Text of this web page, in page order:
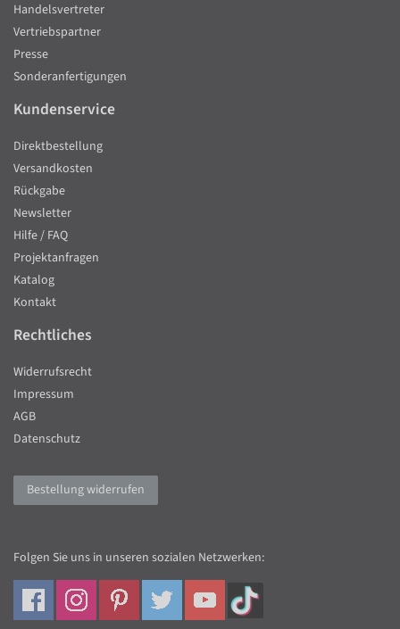
Handelsvertreter
Vertriebspartner
Presse
Sonderanfertigungen
Kundenservice
Direktbestellung
Versandkosten
Rückgabe
Newsletter
Hilfe / FAQ
Projektanfragen
Katalog
Kontakt
Rechtliches
Widerrufsrecht
Impressum
AGB
Datenschutz
Bestellung widerrufen
Folgen Sie uns in unseren sozialen Netzwerken: